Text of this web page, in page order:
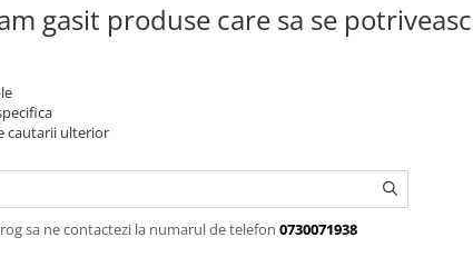
gasit produse care sa se
cautarii ulterior
sa ne contactezi la numarul de telefon 0730071938